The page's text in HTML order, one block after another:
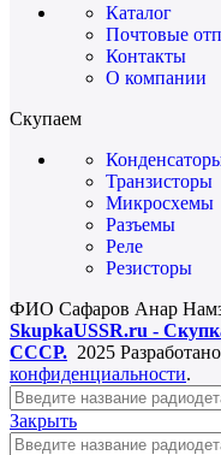
Каталог
Почтовые
Контакты
О компании
Скупаем
Транзисторы
Микросхемы
Разъемы
Реле
Резисторы
ФИО Сафаров Анар
SkupkaUSSR.ru -
СССР. 2025
конфиденциальности.
Закрыть